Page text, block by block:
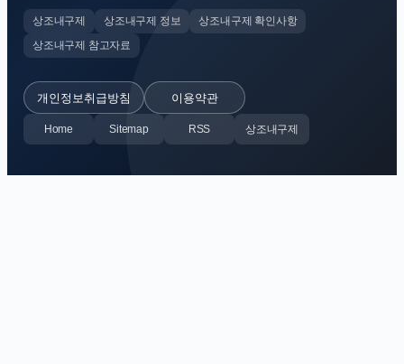
상조내구제 상조내구제 정보
상조내구제 확인사항
상조내구제 참고자료
개인정보취급방침 이용약관
Home Sitemap RSS 상조내구제